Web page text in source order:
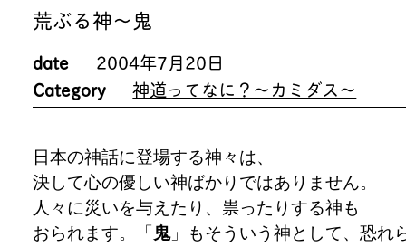
荒ぶる神～鬼
date
2004年7月20日
Category
神道ってなに？～カミダス～
日本の神話に登場する神々は、
決して心の優しい神ばかりではありません。
人々に災いを与えたり、祟ったりする神も
おられます。「 鬼」もそういう神として、恐れ